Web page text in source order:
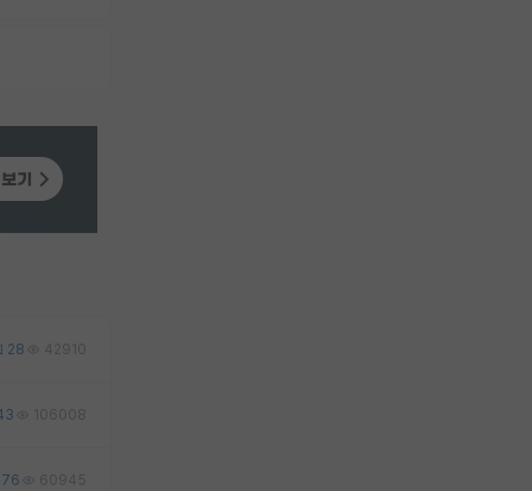
28 42910
106008
76 60945